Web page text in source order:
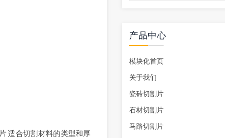
适合切割材料的类型和厚
产品中心
模块化首页
关于我们
瓷砖切割片
石材切割片
马路切割片